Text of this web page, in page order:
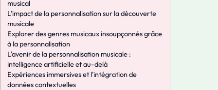
musical
L'impact de la personnalisation sur la découverte
musicale
Explorer des genres musicaux insoupçonnés grâce
à la personnalisation
L'avenir de la personnalisation musicale :
intelligence artificielle et au-delà
Expériences immersives et l'intégration de
données contextuelles